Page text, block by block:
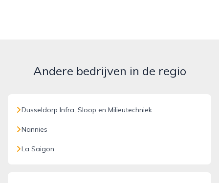
Andere bedrijven in de regio
Dusseldorp Infra, Sloop en Milieutechniek
Nannies
La Saigon